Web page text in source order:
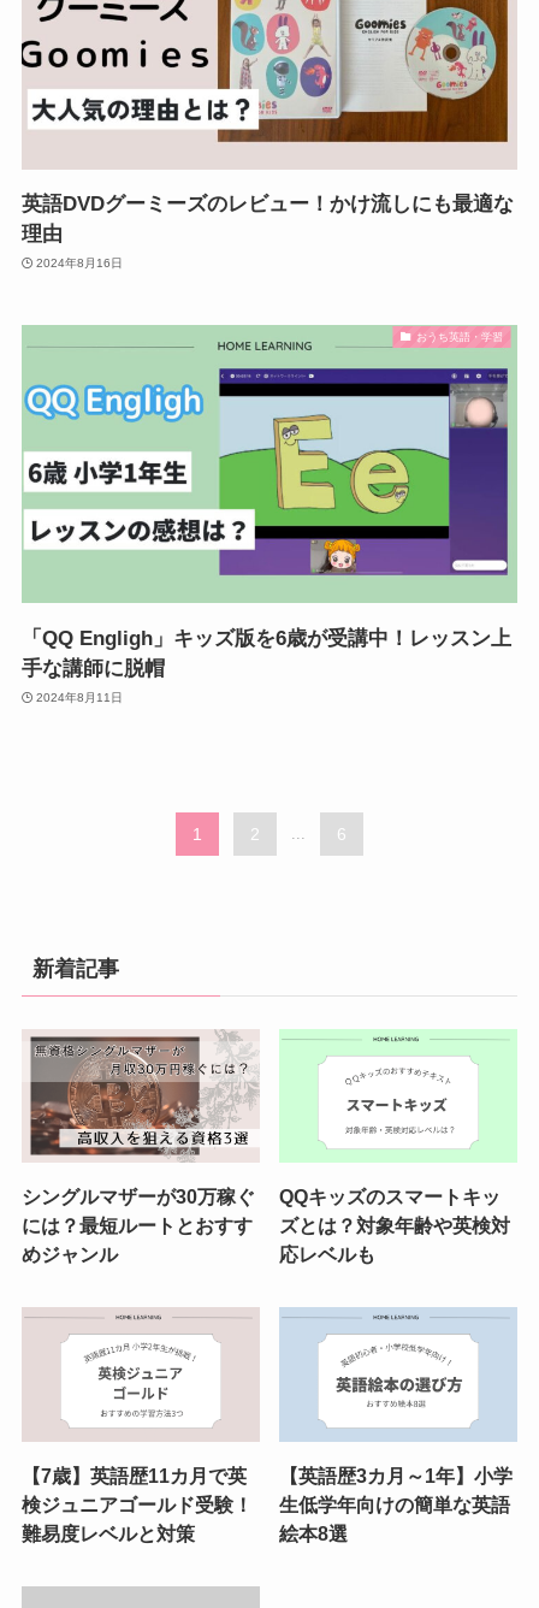
英語DVDグーミーズのレビュー！かけ流しにも最適な
理由
2024年8月16日
おうち英語・学習
「QQ Engligh」キッズ版を6歳が受講中！レッスン上
手な講師に脱帽
2024年8月11日
1 2 ... 6
新着記事
シングルマザーが30万稼ぐ
には？最短ルートとおすす
めジャンル
QQキッズのスマートキッ
ズとは？対象年齢や英検対
応レベルも
【7歳】英語歴11カ月で英
検ジュニアゴールド受験！
難易度レベルと対策
【英語歴3カ月～1年】小学
生低学年向けの簡単な英語
絵本8選